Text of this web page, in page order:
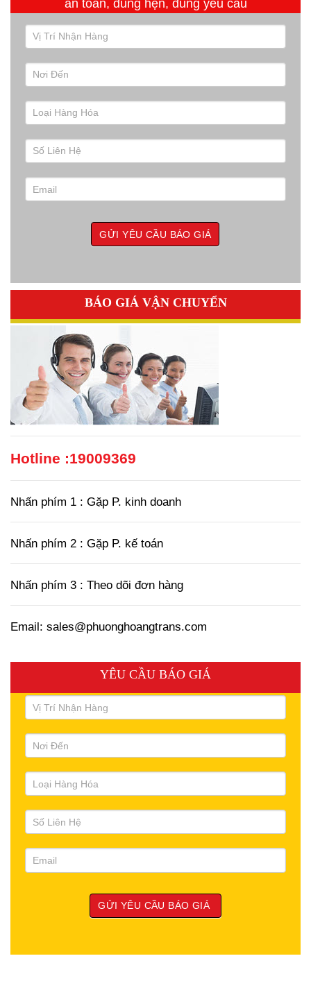
BÁO GIÁ VẬN CHUYỂN
Hotline :19009369
Nhấn phím 1 : Gặp P. kinh doanh
Nhấn phím 2 : Gặp P. kế toán
Nhấn phím 3 : Theo dõi đơn hàng
Email: sales@phuonghoangtrans.com
YÊU CẦU BÁO GIÁ